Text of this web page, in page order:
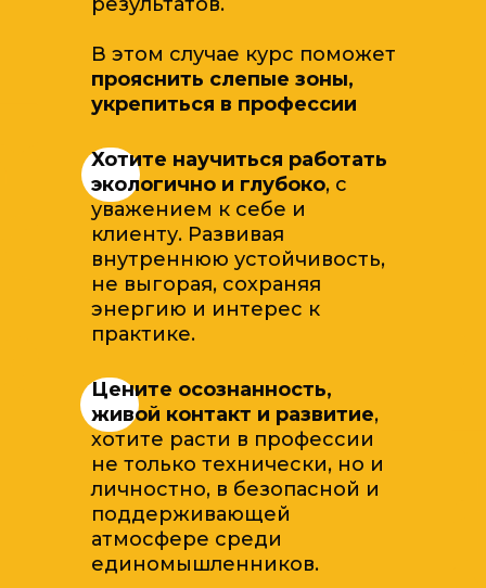
Хотите научиться работать
экологично и глубоко, с
уважением к себе и
клиенту. Развивая
внутреннюю устойчивость,
не выгорая, сохраняя
энергию и интерес к
практике.
Цените осознанность,
живой контакт и развитие,
хотите расти в профессии
не только технически, но и
личностно, в безопасной и
поддерживающей
атмосфере среди
единомышленников.
В этом случае курс поможет
прояснить слепые зоны,
укрепиться в профессии